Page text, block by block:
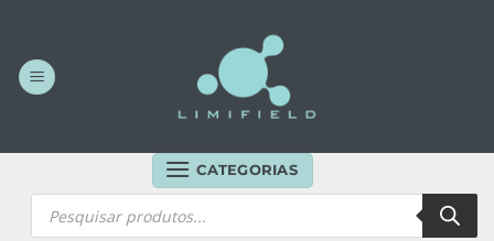
content
CATEGORIAS
Products
search